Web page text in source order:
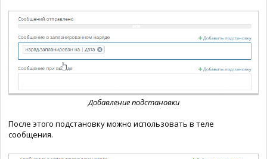
Добавление подстановки
После этого подстановку можно использовать в теле
сообщения.